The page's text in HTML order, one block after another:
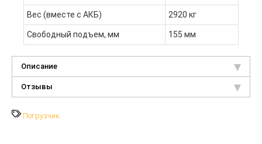
Вес (вместе с АКБ) 2920 кг
Свободный подъем, мм 155 мм
Описание
Отзывы
Погрузчик